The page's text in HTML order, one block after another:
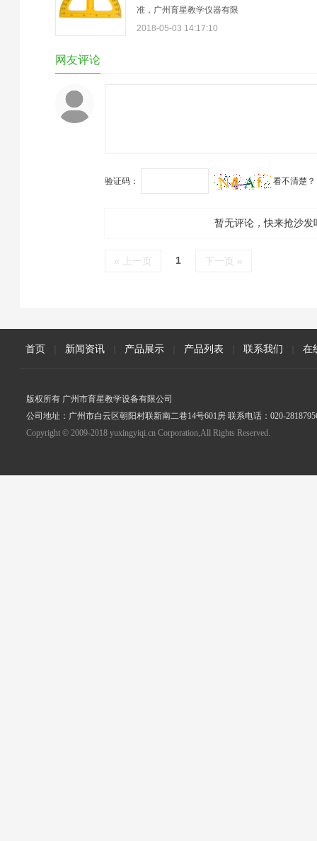
准，广州育星教学仪器有限
公司提供中小学全套教学仪
2018-05-03 14:17:10
网友评论
验证码： 看不清楚？
暂无评论，快来抢沙发
« 上一页 1 下一页 »
首页 新闻资讯 产品展示 产品列表 联系我们 在
版权所有 广州市育星教学设备有限公司
公司地址：广州市白云区朝阳村联新南二巷14号601房 联系电话：020-
Copyright © 2009-2018 yuxingyiqi.cn Corporation,All Rights Reserved.